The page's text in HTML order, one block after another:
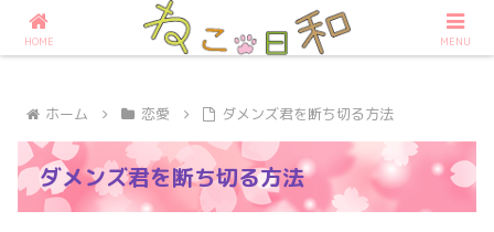
占いなら大阪の占いサロンねこ日和へ
ホーム 恋愛 ダメンズ君を断ち切る方法
ダメンズ君を断ち切る方法
HOME MENU